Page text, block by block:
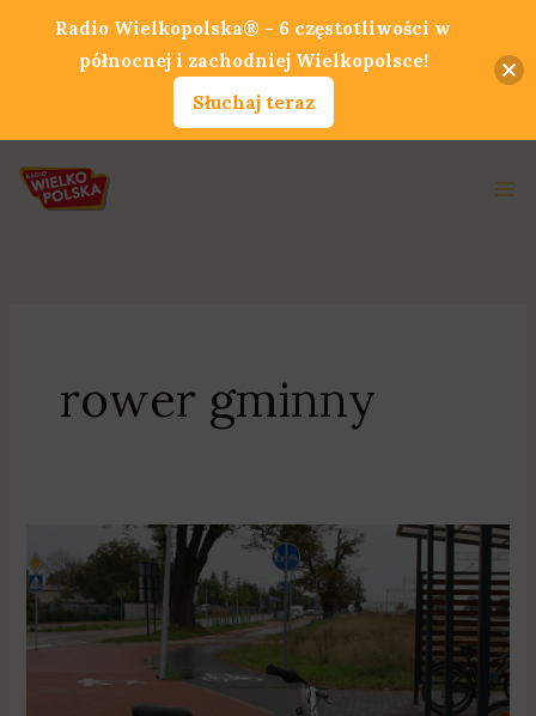
rower gminny
rower
gminny
Radio Wielkopolska® - 6 częstotliwości w
północnej i zachodniej Wielkopolsce!
Słuchaj teraz